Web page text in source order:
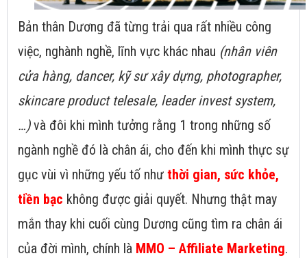
Bản thân Dương đã từng trải qua rất nhiều công
việc, nghành nghề, lĩnh vực khác nhau (nhân viên
cửa hàng, dancer, kỹ sư xây dựng, photographer,
skincare product telesale, leader invest system,
…)và đôi khi mình tưởng rằng 1 trong những số
ngành nghề đó là chân ái, cho đến khi mình thực sự
gục vùi vì những yếu tố như thời gian, sức khỏe,
tiền bạc không được giải quyết. Nhưng thật may
mắn thay khi cuối cùng Dương cũng tìm ra chân ái
của đời mình, chính là MMO – Affiliate Marketing.